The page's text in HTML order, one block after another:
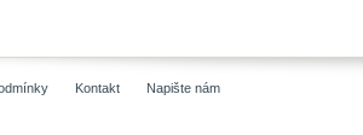
Kontakt Napište nám